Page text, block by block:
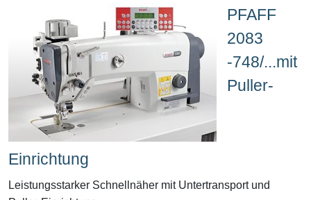
PFAFF
2083
-748/...mit
Puller-
Einrichtung
Leistungsstarker Schnellnäher mit Untertransport und